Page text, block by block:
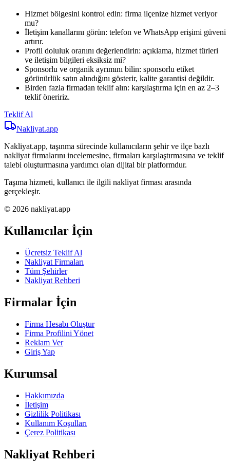
Hizmet bölgesini kontrol edin: firma ilçenize hizmet veriyor
mu?
İletişim kanallarını görün: telefon ve WhatsApp erişimi güveni
artırır.
Profil doluluk oranını değerlendirin: açıklama, hizmet türleri
ve iletişim bilgileri eksiksiz mi?
Sponsorlu ve organik ayrımını bilin: sponsorlu etiket
görünürlük satın alındığını gösterir, kalite garantisi değildir.
Birden fazla firmadan teklif alın: karşılaştırma için en az 2–3
teklif öneririz.
Teklif Al
Nakliyat.app
Nakliyat.app, taşınma sürecinde kullanıcıların şehir ve ilçe bazlı
nakliyat firmalarını incelemesine, firmaları karşılaştırmasına ve teklif
talebi oluşturmasına yardımcı olan dijital bir platformdur.
Taşıma hizmeti, kullanıcı ile ilgili nakliyat firması arasında
gerçekleşir.
© 2026 nakliyat.app
Kullanıcılar İçin
Ücretsiz Teklif Al
Nakliyat Firmaları
Tüm Şehirler
Nakliyat Rehberi
Firmalar İçin
Firma Hesabı Oluştur
Firma Profilini Yönet
Reklam Ver
Giriş Yap
Kurumsal
Hakkımızda
İletişim
Gizlilik Politikası
Kullanım Koşulları
Çerez Politikası
Nakliyat Rehberi